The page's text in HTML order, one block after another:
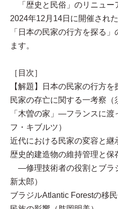
「歴史と民俗」のリニュー
2024年12月14日に開催され
「日本の民家の行方を探る
ます。
［目次］
【解題】日本の民家の行方を
民家の存亡に関する一考察（
「木曽の家」—フランスに渡
フ・キブルツ）
近代における民家の変容と継
歴史的建造物の維持管理と保
—修理技術者の役割とブラ
新太郎）
ブラジルAtlantic Forestの移